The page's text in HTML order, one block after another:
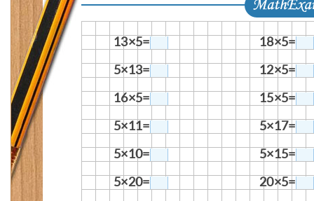
13×5=
18×5=
5×13=
12×5=
16×5=
15×5=
5×11=
5×17=
5×10=
5×15=
5×20=
20×5=